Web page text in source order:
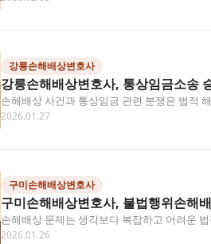
강릉손해배상변호사
강릉손해배상변호사, 통상임금소송
손해배상 사건과 통상임금 관련 분쟁은 법적
과 적절한 법적 대응 방안…
2026.01.27
구미손해배상변호사
구미손해배상변호사, 불법행위손해
손해배상 문제는 생각보다 복잡하고 어려운
이 글에서는 손해배상 사…
2026.01.26